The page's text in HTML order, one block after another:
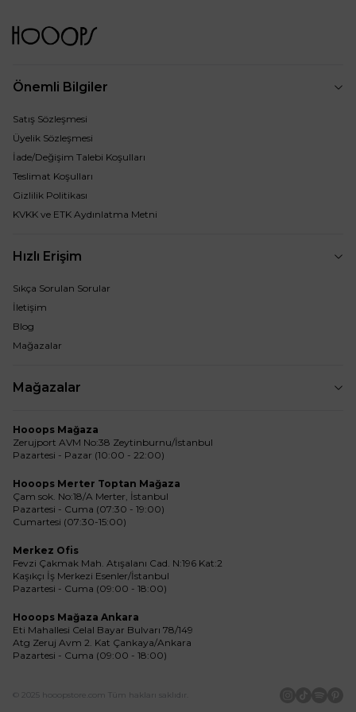
Önemli Bilgiler
Satış Sözleşmesi
Üyelik Sözleşmesi
İade/Değişim Talebi Koşulları
Teslimat Koşulları
Gizlilik Politikası
KVKK ve ETK Aydınlatma Metni
Hızlı Erişim
Sıkça Sorulan Sorular
İletişim
Blog
Mağazalar
Mağazalar
Hooops Mağaza
Zerujport AVM No:38 Zeytinburnu/İstanbul
Pazartesi - Pazar (10:00 - 22:00)
Hooops Merter Toptan Mağaza
Çam sok. No:18/A Merter, İstanbul
Pazartesi - Cuma (07:30 - 19:00)
Cumartesi (07:30-15:00)
Merkez Ofis
Fevzi Çakmak Mah. Atışalanı Cad. N:196 Kat:2
Kaşıkçı İş Merkezi Esenler/İstanbul
Pazartesi - Cuma (09:00 - 18:00)
Hooops Mağaza Ankara
Eti Mahallesi Celal Bayar Bulvarı 78/149
Atg Zeruj Avm 2. Kat Çankaya/Ankara
Pazartesi - Cuma (09:00 - 18:00)
© 2025 hooopstore.com Tüm hakları saklıdır.